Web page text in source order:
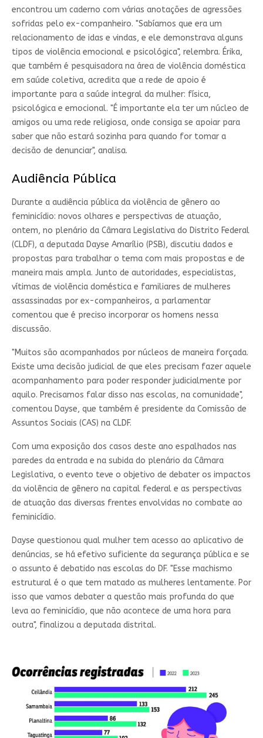
encontrou um caderno com várias anotações de agressões
sofridas pelo ex-companheiro. "Sabíamos que era um
relacionamento de idas e vindas, e ele demonstrava alguns
tipos de violência emocional e psicológica", relembra. Érika,
que também é pesquisadora na área de violência doméstica
em saúde coletiva, acredita que a rede de apoio é
importante para a saúde integral da mulher: física,
psicológica e emocional. "É importante ela ter um núcleo de
amigos ou uma rede religiosa, onde consiga se apoiar para
saber que não estará sozinha para quando for tomar a
decisão de denunciar", analisa.
Audiência Pública
Durante a audiência pública da violência de gênero ao
feminicídio: novos olhares e perspectivas de atuação,
ontem, no plenário da Câmara Legislativa do Distrito Federal
(CLDF), a deputada Dayse Amarílio (PSB), discutiu dados e
propostas para trabalhar o tema com mais propostas e de
maneira mais ampla. Junto de autoridades, especialistas,
vítimas de violência doméstica e familiares de mulheres
assassinadas por ex-companheiros, a parlamentar
comentou que é preciso incorporar os homens nessa
discussão.
"Muitos são acompanhados por núcleos de maneira forçada.
Existe uma decisão judicial de que eles precisam fazer aquele
acompanhamento para poder responder judicialmente por
aquilo. Precisamos falar disso nas escolas, na comunidade",
comentou Dayse, que também é presidente da Comissão de
Assuntos Sociais (CAS) na CLDF.
Com uma exposição dos casos deste ano espalhados nas
paredes da entrada e na subida do plenário da Câmara
Legislativa, o evento teve o objetivo de debater os impactos
da violência de gênero na capital federal e as perspectivas
de atuação das diversas frentes envolvidas no combate ao
feminicídio.
Dayse questionou qual mulher tem acesso ao aplicativo de
denúncias, se há efetivo suficiente da segurança pública e se
o assunto é debatido nas escolas do DF. "Esse machismo
estrutural é o que tem matado as mulheres lentamente. Por
isso que vamos debater a questão mais profunda do que
leva ao feminicídio, que não acontece de uma hora para
outra", finalizou a deputada distrital.